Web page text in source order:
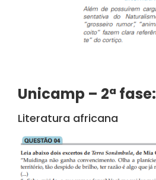
Unicamp – 2ª fase:
Literatura africana